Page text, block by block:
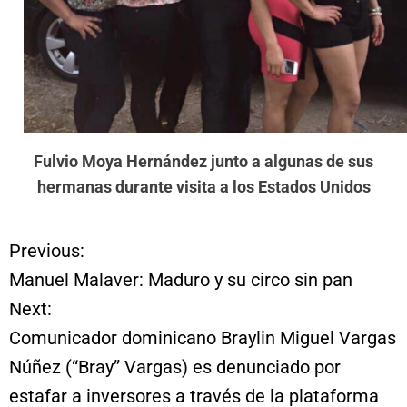
Fulvio Moya Hernández junto a algunas de sus
hermanas durante visita a los Estados Unidos
N
a
v
e
Previous:
Manuel Malaver: Maduro y su circo sin pan
Next:
Comunicador dominicano Braylin Miguel Vargas
Núñez (“Bray” Vargas) es denunciado por
estafar a inversores a través de la plataforma